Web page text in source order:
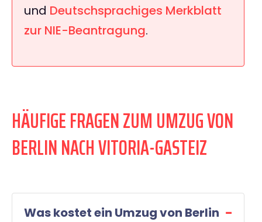
und Deutschsprachiges Merkblatt
zur NIE-Beantragung.
HÄUFIGE FRAGEN ZUM UMZUG VON
BERLIN NACH VITORIA-GASTEIZ
Was kostet ein Umzug von Berlin